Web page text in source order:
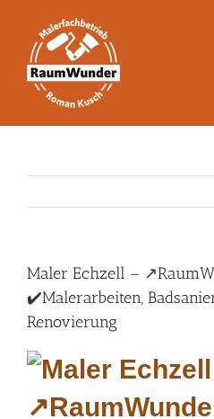
content
Maler Echzell –
✔️Malerarbeiten,
Renovierung